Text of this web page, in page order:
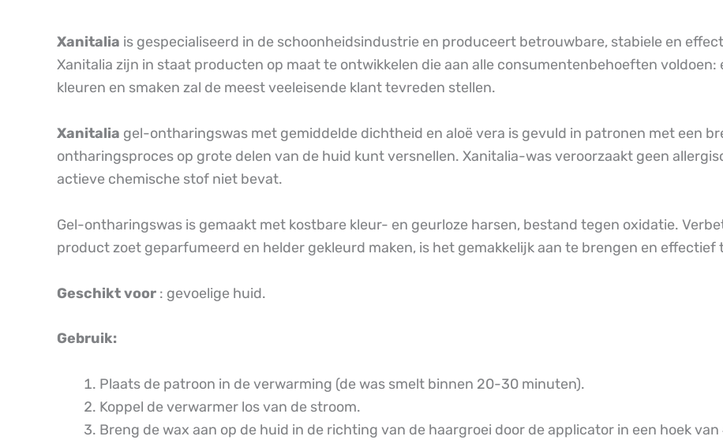
Xanitalia is gespecialiseerd in de schoonheidsindustrie en produceert betrouwbare, stabiele en
Xanitalia zijn in staat producten op maat te ontwikkelen die aan alle consumentenbehoeften voldoen:
kleuren en smaken zal de meest veeleisende klant tevreden stellen.
Xanitalia gel-ontharingswas met gemiddelde dichtheid en aloë vera is gevuld in patronen met een
ontharingsproces op grote delen van de huid kunt versnellen. Xanitalia-was veroorzaakt geen
actieve chemische stof niet bevat.
Gel-ontharingswas is gemaakt met kostbare kleur- en geurloze harsen, bestand tegen oxidatie.
product zoet geparfumeerd en helder gekleurd maken, is het gemakkelijk aan te brengen en effectief
Geschikt voor : gevoelige huid.
Gebruik:
Plaats de patroon in de verwarming (de was smelt binnen 20-30 minuten).
Koppel de verwarmer los van de stroom.
Breng de wax aan op de huid in de richting van de haargroei door de applicator in een hoek